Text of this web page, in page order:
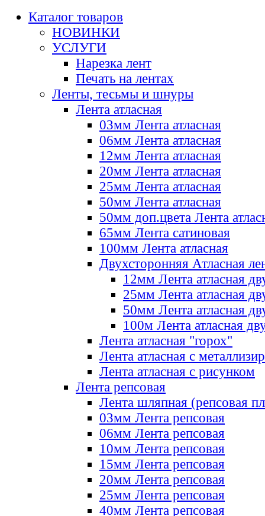
Каталог товаров
НОВИНКИ
УСЛУГИ
Нарезка лент
Печать на лентах
Ленты, тесьмы и шнуры
Лента атласная
03мм Лента атласная
06мм Лента атласная
12мм Лента атласная
20мм Лента атласная
25мм Лента атласная
50мм Лента атласная
50мм доп.цвета Лента
65мм Лента сатиновая
100мм Лента атласная
Двухсторонняя Атласная
12мм Лента атласная
25мм Лента атласная
50мм Лента атласная
100м Лента атласная
Лента атласная "горох"
Лента атласная с
Лента атласная с рисунком
Лента репсовая
Лента шляпная (репсовая
03мм Лента репсовая
06мм Лента репсовая
10мм Лента репсовая
15мм Лента репсовая
20мм Лента репсовая
25мм Лента репсовая
40мм Лента репсовая